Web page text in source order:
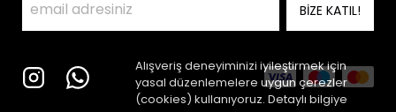
Alışveriş deneyiminizi iyileştirmek için
yasal düzenlemelere uygun çerezler
(cookies) kullanıyoruz. Detaylı bilgiye
BİZE KATIL!